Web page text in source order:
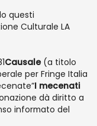
questi
Culturale LA
Causale(a titolo
per Fringe Italia
I mecenati
dà diritto a
informato del